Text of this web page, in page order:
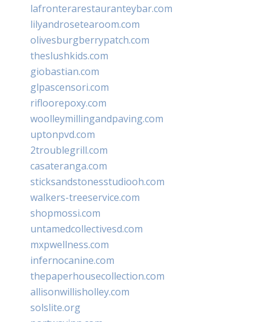
lafronterarestauranteybar.com
lilyandrosetearoom.com
olivesburgberrypatch.com
theslushkids.com
giobastian.com
glpascensori.com
rifloorepoxy.com
woolleymillingandpaving.com
uptonpvd.com
2troublegrill.com
casateranga.com
sticksandstonesstudiooh.com
walkers-treeservice.com
shopmossi.com
untamedcollectivesd.com
mxpwellness.com
infernocanine.com
thepaperhousecollection.com
allisonwillisholley.com
solslite.org